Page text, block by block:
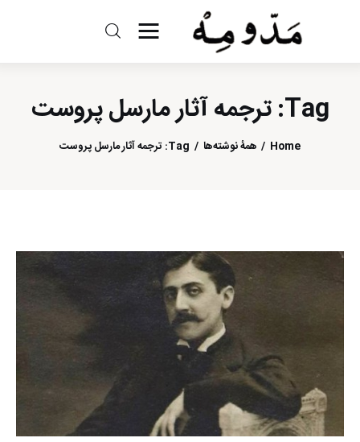
Tag: ترجمه آثار مارسل پروست
Home همهٔ نوشته‌ها Tag: ترجمه آثار مارسل پروست
مد و مه
ادبیات
سینما
درباره ما